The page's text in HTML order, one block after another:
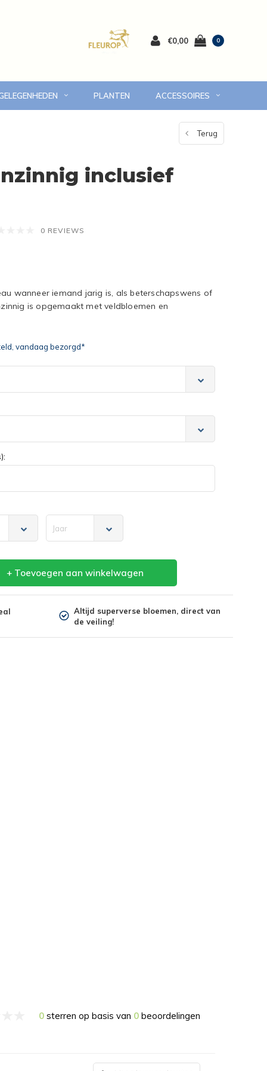
€0,00 0
PLANTEN ACCESSOIRES
en omgeving 7 dagen versgarantie
Terug
inclusief
0 REVIEWS
wanneer iemand jarig is, als beterschapswens of
is opgemaakt met veldbloemen en
vandaag bezorgd*
Jaar
+ Toevoegen aan winkelwagen
Altijd superverse bloemen, direct van
de veiling!
0 sterren op basis van 0 beoordelingen